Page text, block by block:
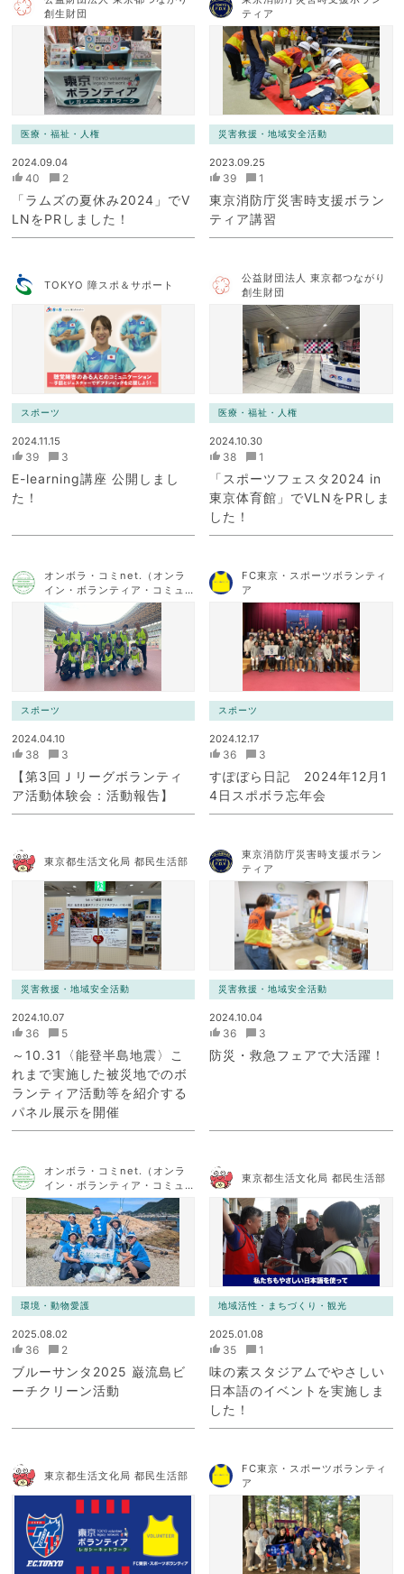
創生財団
医療・福祉・人権
2024.09.04
40 2
「ラムズの夏休み2024」でV
LNをPRしました！
ティア
災害救援・地域安全活動
2023.09.25
39 1
東京消防庁災害時支援ボラン
ティア講習
TOKYO 障スポ＆サポート
スポーツ
2024.11.15
39 3
E-learning講座 公開しまし
た！
公益財団法人 東京都つながり
創生財団
医療・福祉・人権
2024.10.30
38 1
「スポーツフェスタ2024 in
東京体育館」でVLNをPRしま
した！
オンボラ・コミnet.（オンラ
イン・ボランティア・コミュ
ニケーション・ネットワー
ク）
スポーツ
2024.04.10
38 3
【第3回Ｊリーグボランティ
ア活動体験会：活動報告】
FC東京・スポーツボランティ
ア
スポーツ
2024.12.17
36 3
すぽぼら日記 2024年12月1
4日スポボラ忘年会
東京都生活文化局 都民生活部
災害救援・地域安全活動
2024.10.07
36 5
～10.31〈能登半島地震〉こ
れまで実施した被災地でのボ
ランティア活動等を紹介する
パネル展示を開催
東京消防庁災害時支援ボラン
ティア
災害救援・地域安全活動
2024.10.04
36 3
防災・救急フェアで大活躍！
オンボラ・コミnet.（オンラ
イン・ボランティア・コミュ
ニケーション・ネットワー
ク）
環境・動物愛護
2025.08.02
36 2
ブルーサンタ2025 巌流島ビ
ーチクリーン活動
東京都生活文化局 都民生活部
地域活性・まちづくり・観光
2025.01.08
35 1
味の素スタジアムでやさしい
日本語のイベントを実施しま
した！
東京都生活文化局 都民生活部
FC東京・スポーツボランティ
ア